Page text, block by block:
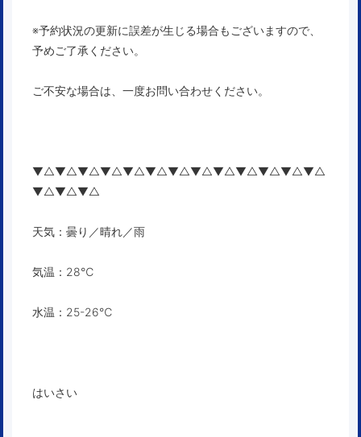
※予約状況の更新に誤差が生じる場合もございますので、
予めご了承ください。
ご不安な場合は、一度お問い合わせください。
▼△▼△▼△▼△▼△▼△▼△▼△▼△▼△▼△▼△▼△
▼△▼△▼△
天気：曇り／晴れ／雨
気温：28℃
水温：25-26℃
はいさい